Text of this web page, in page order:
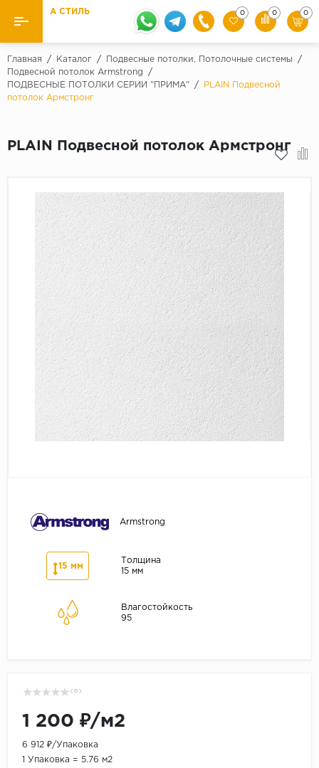
Назад
Ламинат
Назад
Бренды
Pergo
Класс
31 класс
32 класс
33 класс
Палитра
Серый
Бежевый
Дуб светлый
Коричневый
Страна
Австрия
Ковролин и ковровая плитка
Линолеум
Плинтус
Кварцевый ламинат SPC
Подложка под паркет и ламинат
А СТИЛЬ 0 0 0
Главная / Каталог / Подвесные потолки, Потолочные системы
/
Подвесной потолок Armstrong
/
ПОДВЕСНЫЕ ПОТОЛКИ СЕРИИ "ПРИМА"
/
PLAIN Подвесной
потолок Армстронг
PLAIN Подвесной потолок Армстронг
Armstrong
15 мм
Толщина
15 мм
Влагостойкость
95
( 0 )
1 200 ₽/м2
6 912 ₽/Упаковка
1 Упаковка = 5.76 м2